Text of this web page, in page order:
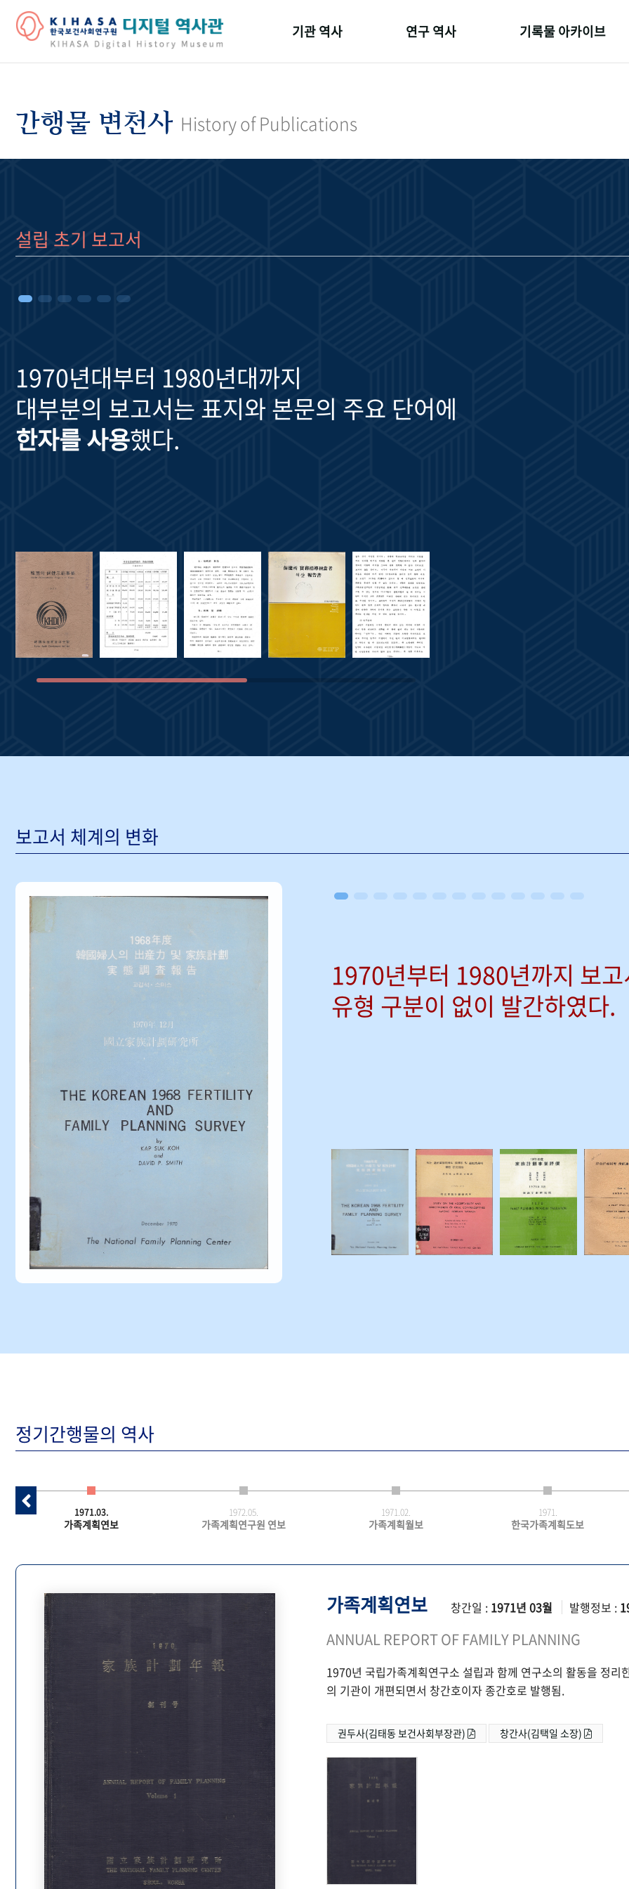
기관 역사
기관 변천사
연구 역사 기록물 아카이브
간행물 변천사 History of Publications
설립 초기 보고서
1970년대부터 1980년대까지
대부분의 보고서는 표지와 본문의 주요 단어에
한자를 사용했다.
보고서 체계의 변화
1970년부터 1980년까지 보
유형 구분이 없이 발간하였다.
정기간행물의 역사
1971.03.
가족계획연보
1972.05.
가족계획연구원 연보
1971.02.
가족계획월보
1971.
한국가족계획도보
가족계획연보 창간일 : 1971년 03월 발행정보 :
ANNUAL REPORT OF FAMILY PLANNING
1970년 국립가족계획연구소 설립과 함께 연구소의 활동을 정
의 기관이 개편되면서 창간호이자 종간호로 발행됨.
권두사(김태동 보건사회부장관) 창간사(김택일 소장)